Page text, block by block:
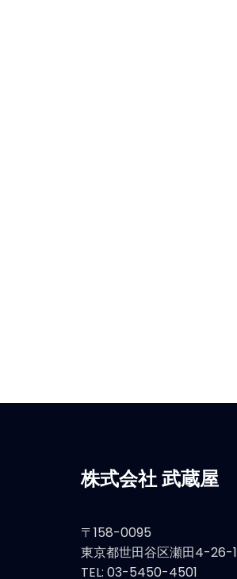
株式会社 武蔵屋
〒158-0095
東京都世田谷区瀬田4-26-1
TEL: 03-5450-4501